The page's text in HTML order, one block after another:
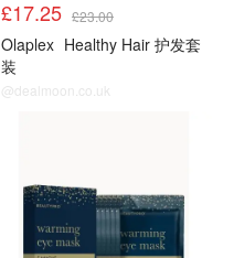
£17.25 £23.00
Olaplex Healthy Hair 护发套
装
@dealmoon.co.uk